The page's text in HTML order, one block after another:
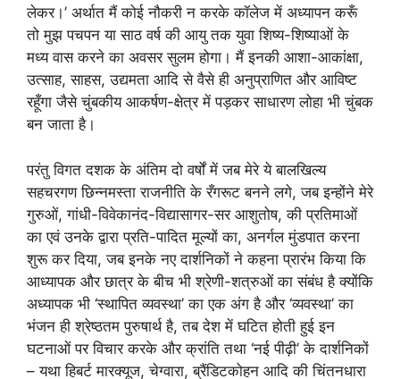
लेकर।’ अर्थात मैं कोई नौकरी न करके कॉलेज में अध्यापन करूँ
तो मुझ पचपन या साठ वर्ष की आयु तक युवा शिष्य-शिष्याओं के
मध्य वास करने का अवसर सुलम होगा। मैं इनकी आशा-आकांक्षा,
उत्साह, साहस, उद्यमता आदि से वैसे ही अनुप्राणित और आविष्ट
रहूँगा जैसे चुंबकीय आकर्षण-क्षेत्र में पड़कर साधारण लोहा भी चुंबक
बन जाता है।
परंतु विगत दशक के अंतिम दो वर्षों में जब मेरे ये बालखिल्य
सहचरगण छिन्नमस्ता राजनीति के रँगरूट बनने लगे, जब इन्होंने मेरे
गुरुओं, गांधी-विवेकानंद-विद्यासागर-सर आशुतोष, की प्रतिमाओं
का एवं उनके द्वारा प्रति-पादित मूल्यों का, अनर्गल मुंडपात करना
शुरू कर दिया, जब इनके नए दार्शनिकों ने कहना प्रारंभ किया कि
आध्यापक और छात्र के बीच भी श्रेणी-शत्रुओं का संबंध है क्योंकि
अध्यापक भी ‘स्थापित व्यवस्था’ का एक अंग है और ‘व्यवस्था’ का
भंजन ही श्रेष्ठतम पुरुषार्थ है, तब देश में घटित होती हुई इन
घटनाओं पर विचार करके और क्रांति तथा ‘नई पीढ़ी’ के दार्शनिकों
– यथा हिबर्ट मारक्यूज, चेग्वारा, ब्रैंडिटकोहन आदि की चिंतनधारा